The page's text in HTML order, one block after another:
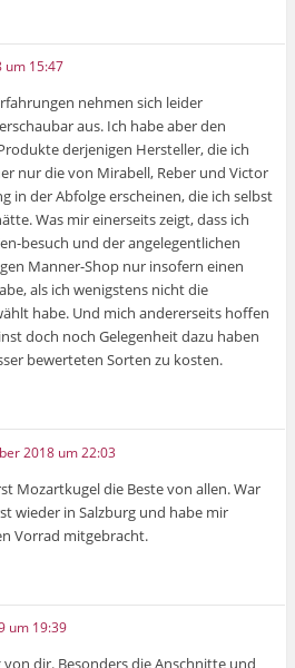
um 15:47
nehmen sich leider
aus. Ich habe aber den
derjenigen Hersteller, die ich
nur die von Mirabell, Reber und Victor
in der Abfolge erscheinen, die ich selbst
Was mir einerseits zeigt, dass ich
besuch und der angelegentlichen
Manner-Shop nur insofern einen
als ich wenigstens nicht die
habe. Und mich andererseits hoffen
doch noch Gelegenheit dazu haben
bewerteten Sorten zu kosten.
2018 um 22:03
Mozartkugel die Beste von allen. War
wieder in Salzburg und habe mir
Vorrad mitgebracht.
um 19:39
dir. Besonders die Anschnitte und